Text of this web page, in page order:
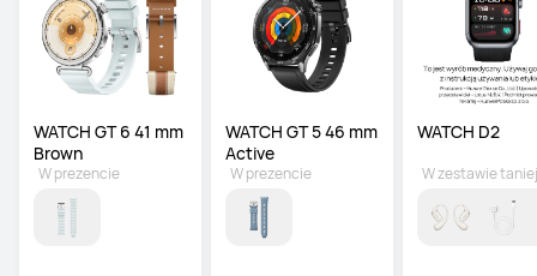
WATCH GT 6 41 mm
Brown
W prezencie
WATCH GT 5 46 mm
Active
W prezencie
WATCH D2
W zestawie taniej